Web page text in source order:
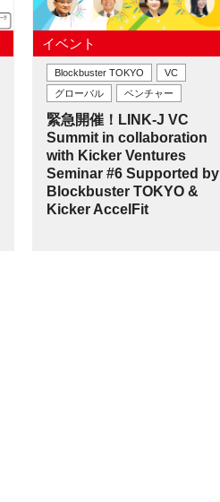
イベント
Blockbuster TOKYO
VC
グローバル
ベンチャー
緊急開催！LINK-J VC
Summit in collaboration
with Kicker Ventures
Seminar #6 Supported by
Blockbuster TOKYO &
Kicker AccelFit